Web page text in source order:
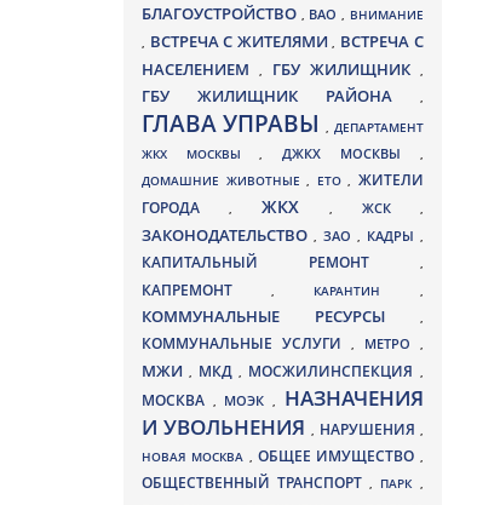
БЛАГОУСТРОЙСТВО , ВАО , ВНИМАНИЕ
, ВСТРЕЧА С ЖИТЕЛЯМИ, ВСТРЕЧА С
НАСЕЛЕНИЕМ
, ГБУ ЖИЛИЩНИК ,
ГБУ ЖИЛИЩНИК РАЙОНА ,
ГЛАВА УПРАВЫ, ДЕПАРТАМЕНТ
ЖКХ МОСКВЫ,ДЖКХ МОСКВЫ ,
ДОМАШНИЕ ЖИВОТНЫЕ , ЕТО , ЖИТЕЛИ
ГОРОДА
, ЖКХ , ЖСК ,
ЗАКОНОДАТЕЛЬСТВО , ЗАО , КАДРЫ ,
КАПИТАЛЬНЫЙ РЕМОНТ ,
КАПРЕМОНТ , КАРАНТИН ,
КОММУНАЛЬНЫЕ РЕСУРСЫ ,
КОММУНАЛЬНЫЕ УСЛУГИ , МЕТРО ,
МЖИ, МКД , МОСЖИЛИНСПЕКЦИЯ ,
МОСКВА , МОЭК ,
НАЗНАЧЕНИЯ
И УВОЛЬНЕНИЯ , НАРУШЕНИЯ ,
НОВАЯ МОСКВА , ОБЩЕЕ ИМУЩЕСТВО ,
ОБЩЕСТВЕННЫЙ ТРАНСПОРТ, ПАРК ,